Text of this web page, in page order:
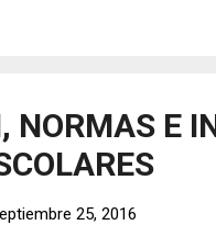
NORMAS E
25, 2016